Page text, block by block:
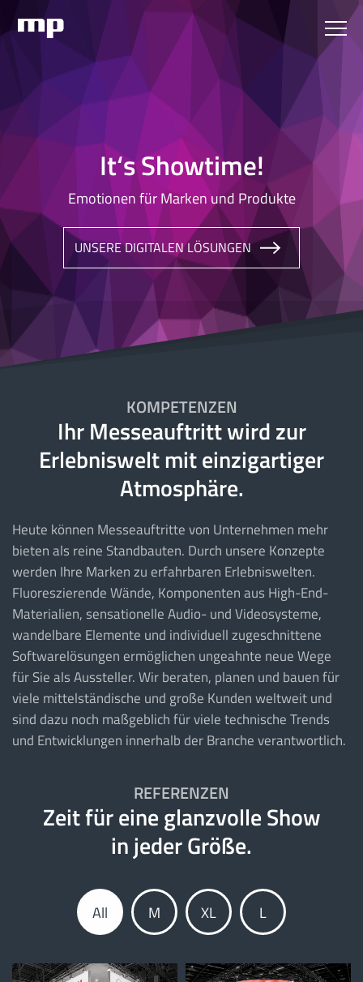
It‘s Showtime!
Emotionen für Marken und Produkte
UNSERE DIGITALEN LÖSUNGEN
KOMPETENZEN
Ihr Messeauftritt wird zur
Erlebniswelt mit einzigartiger
Atmosphäre.
Heute können Messeauftritte von Unternehmen mehr
bieten als reine Standbauten. Durch unsere Konzepte
werden Ihre Marken zu erfahrbaren Erlebniswelten.
Fluoreszierende Wände, Komponenten aus High-End-
Materialien, sensationelle Audio- und Videosysteme,
wandelbare Elemente und individuell zugeschnittene
Softwarelösungen ermöglichen ungeahnte neue Wege
für Sie als Aussteller. Wir beraten, planen und bauen für
viele mittelständische und große Kunden weltweit und
sind dazu noch maßgeblich für viele technische Trends
und Entwicklungen innerhalb der Branche verantwortlich.
REFERENZEN
Zeit für eine glanzvolle Show
in jeder Größe.
All M XL L